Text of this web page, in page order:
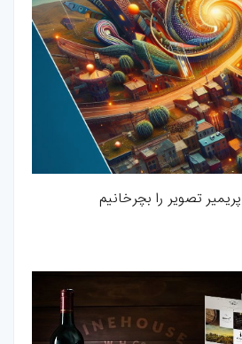
تصویر را بچرخانیم